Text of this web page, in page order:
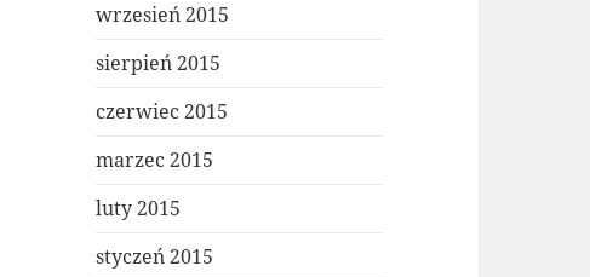
wrzesień 2015
sierpień 2015
czerwiec 2015
marzec 2015
luty 2015
styczeń 2015